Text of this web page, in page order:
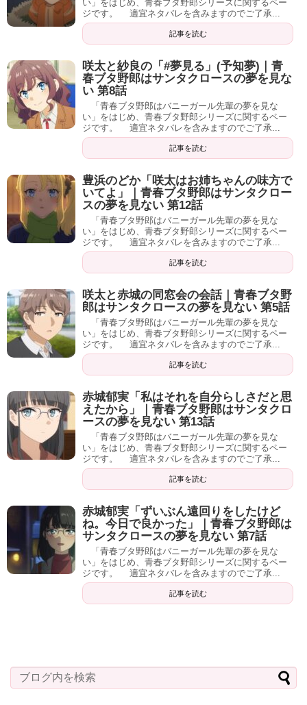
い」をはじめ、青春ブタ野郎シリーズに関するペー
ジです。 適宜ネタバレを含みますのでご了承...
記事を読む
咲太と紗良の「#夢見る」(予知夢)｜青
春ブタ野郎はサンタクロースの夢を見な
い 第8話
「青春ブタ野郎はバニーガール先輩の夢を見な
い」をはじめ、青春ブタ野郎シリーズに関するペー
ジです。 適宜ネタバレを含みますのでご了承...
記事を読む
豊浜のどか「咲太はお姉ちゃんの味方で
いてよ」｜青春ブタ野郎はサンタクロー
スの夢を見ない 第12話
「青春ブタ野郎はバニーガール先輩の夢を見な
い」をはじめ、青春ブタ野郎シリーズに関するペー
ジです。 適宜ネタバレを含みますのでご了承...
記事を読む
咲太と赤城の同窓会の会話｜青春ブタ野
郎はサンタクロースの夢を見ない 第5話
「青春ブタ野郎はバニーガール先輩の夢を見な
い」をはじめ、青春ブタ野郎シリーズに関するペー
ジです。 適宜ネタバレを含みますのでご了承...
記事を読む
赤城郁実「私はそれを自分らしさだと思
えたから」｜青春ブタ野郎はサンタクロ
ースの夢を見ない 第13話
「青春ブタ野郎はバニーガール先輩の夢を見な
い」をはじめ、青春ブタ野郎シリーズに関するペー
ジです。 適宜ネタバレを含みますのでご了承...
記事を読む
赤城郁実「ずいぶん遠回りをしたけど
ね。今日で良かった」｜青春ブタ野郎は
サンタクロースの夢を見ない 第7話
「青春ブタ野郎はバニーガール先輩の夢を見な
い」をはじめ、青春ブタ野郎シリーズに関するペー
ジです。 適宜ネタバレを含みますのでご了承...
記事を読む